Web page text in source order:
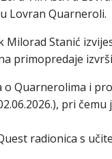
Lovran Quarneroli.
Milorad Stanić
primopredaje
o Quarnerolima i
pri
radionica s